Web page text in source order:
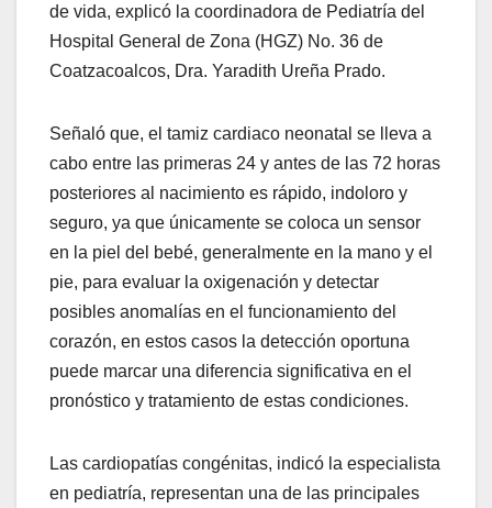
de vida, explicó la coordinadora de Pediatría del
Hospital General de Zona (HGZ) No. 36 de
Coatzacoalcos, Dra. Yaradith Ureña Prado.
Señaló que, el tamiz cardiaco neonatal se lleva a
cabo entre las primeras 24 y antes de las 72 horas
posteriores al nacimiento es rápido, indoloro y
seguro, ya que únicamente se coloca un sensor
en la piel del bebé, generalmente en la mano y el
pie, para evaluar la oxigenación y detectar
posibles anomalías en el funcionamiento del
corazón, en estos casos la detección oportuna
puede marcar una diferencia significativa en el
pronóstico y tratamiento de estas condiciones.
Las cardiopatías congénitas, indicó la especialista
en pediatría, representan una de las principales